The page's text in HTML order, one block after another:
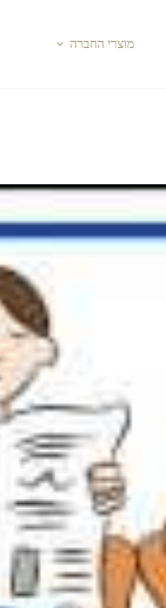
מוצרי החברה